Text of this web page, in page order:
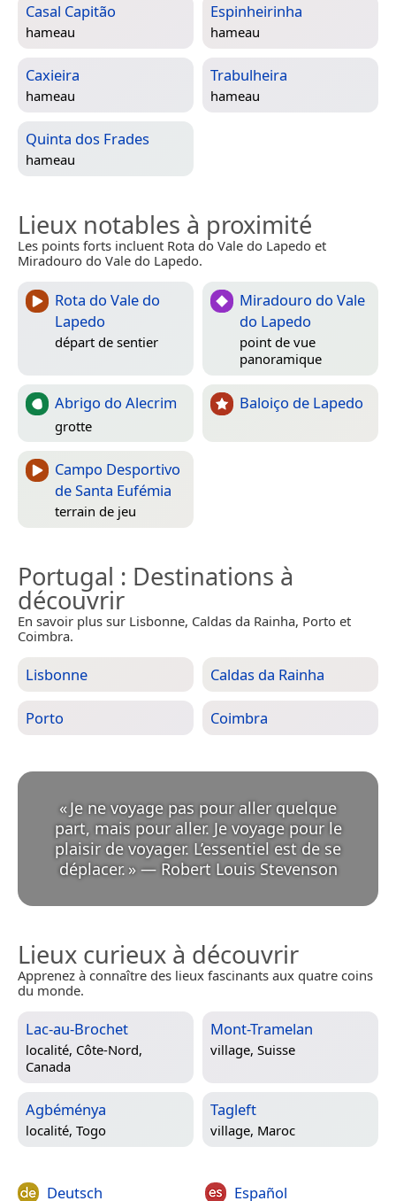
Casal Capitão
hameau
Espinheirinha
hameau
Caxieira
hameau
Trabulheira
hameau
Quinta dos Frades
hameau
Lieux notables à proximité
Les points forts incluent Rota do Vale do Lapedo et
Miradouro do Vale do Lapedo.
Rota do Vale do
Lapedo
départ de sentier
Miradouro do Vale
do Lapedo
point de vue
panoramique
Abrigo do Alecrim
grotte
Baloiço de Lapedo
Campo Desportivo
de Santa Eufémia
terrain de jeu
Portugal : Destinations à
découvrir
En savoir plus sur Lisbonne, Caldas da Rainha, Porto et
Coimbra.
Lisbonne Caldas da Rainha
Porto Coimbra
«Je ne voyage pas pour aller quelque
part, mais pour aller. Je voyage pour le
plaisir de voyager. L’essentiel est de se
déplacer. » — Robert Louis Stevenson
Lieux curieux à découvrir
Apprenez à connaître des lieux fascinants aux quatre coins
du monde.
Lac-au-Brochet
localité, Côte-Nord,
Canada
Mont-Tramelan
village, Suisse
Agbéménya
localité, Togo
Tagleft
village, Maroc
Deutsch Español